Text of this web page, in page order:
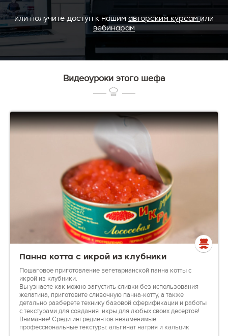
или получите доступ к нашим авторским курсамили
вебинарам
Видеоуроки этого шефа
Панна котта с икрой из клубники
Пошаговое приготовление вегетарианской панна котты с
икрой из клубники.
Вы узнаете как можно загустить сливки без использования
желатина, приготовите сливочную панна-котту, а также
детально разберете технику базовой сферификации и работы
с текстурами для создания икры для любых своих десертов!
Внимание! Среди ингредиентов незаменимые
профессиональные текстуры: альгинат натрия и кальцик